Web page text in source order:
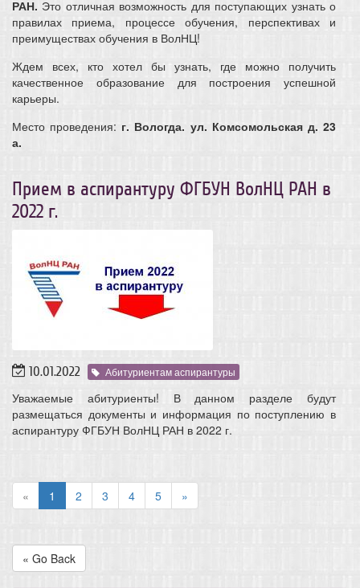
РАН. Это отличная возможность для поступающих узнать о
правилах приема, процессе обучения, перспективах и
преимуществах обучения в ВолНЦ!
Ждем всех, кто хотел бы узнать, где можно получить
качественное образование для построения успешной
карьеры.
Место проведения: г. Вологда. ул. Комсомольская д. 23
а.
Прием в аспирантуру ФГБУН ВолНЦ РАН в
2022 г.
10.01.2022 Абитуриентам аспирантуры
Уважаемые абитуриенты! В данном разделе будут
размещаться документы и информация по поступлению в
аспирантуру ФГБУН ВолНЦ РАН в 2022 г.
« 1 2 3 4 5 »
« Go Back